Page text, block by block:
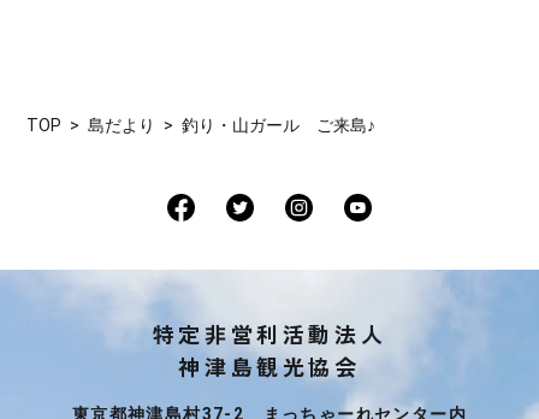
TOP 島だより 釣り・山ガール ご来島♪
特定非営利活動法人
神津島観光協会
東京都神津島村37-2 まっちゃーれセンター内